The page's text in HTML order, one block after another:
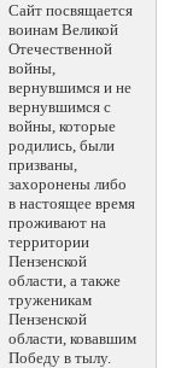
Сайт посвящается
воинам Великой
Отечественной
войны,
вернувшимся и не
вернувшимся с
войны, которые
родились, были
призваны,
захоронены либо
в настоящее время
проживают на
территории
Пензенской
области, а также
труженикам
Пензенской
области, ковавшим
Победу в тылу.